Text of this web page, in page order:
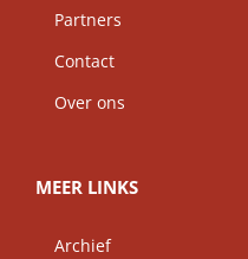
Partners
Contact
Over ons
MEER LINKS
Archief